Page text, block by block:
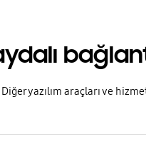
Diğer yazılım araçları ve